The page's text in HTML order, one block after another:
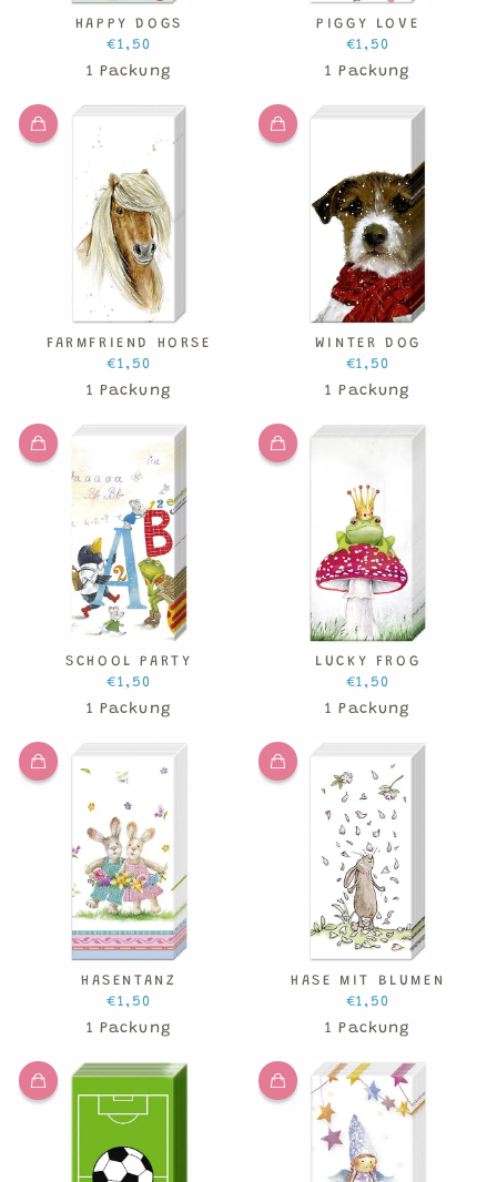
HAPPY DOGS
€1,50
1 Packung
PIGGY LOVE
€1,50
1 Packung
FARMFRIEND HORSE
€1,50
1 Packung
WINTER DOG
€1,50
1 Packung
SCHOOL PARTY
€1,50
1 Packung
LUCKY FROG
€1,50
1 Packung
HASENTANZ
€1,50
1 Packung
HASE MIT BLUMEN
€1,50
1 Packung